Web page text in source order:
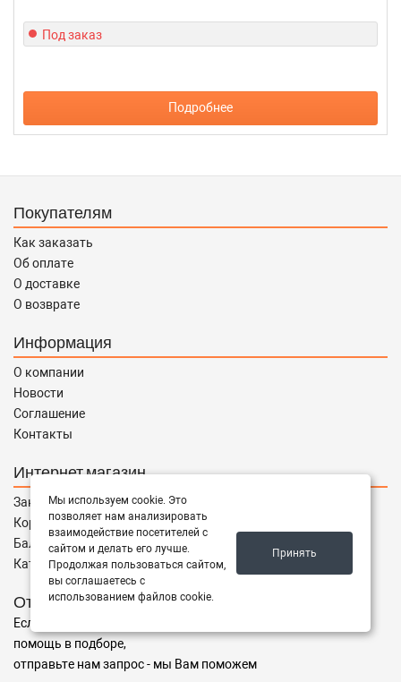
Под заказ
Подробнее
Покупателям
Как заказать
Об оплате
О доставке
О возврате
Информация
О компании
Новости
Соглашение
Контакты
Интернет магазин
Заказы
Корзина
Баланс
Каталог товаров
Отправить запрос
Если Вы не нашли нужные запчасти, или Вам требуется
помощь в подборе,
отправьте нам запрос - мы Вам поможем
Мы используем cookie. Это
позволяет нам анализировать
взаимодействие посетителей с
сайтом и делать его лучше.
Продолжая пользоваться сайтом,
вы соглашаетесь с
использованием файлов cookie.
Принять